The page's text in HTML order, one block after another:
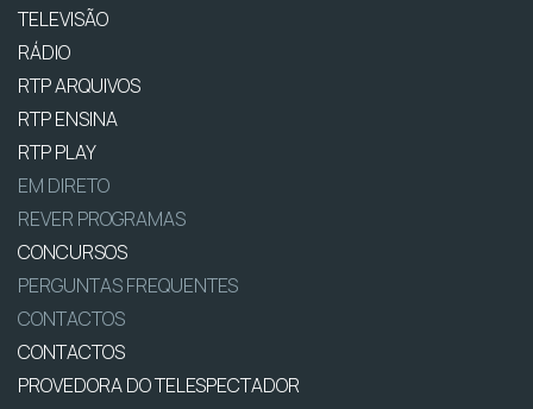
TELEVISÃO
RÁDIO
RTP ARQUIVOS
RTP ENSINA
RTP PLAY
EM DIRETO
REVER PROGRAMAS
CONCURSOS
PERGUNTAS FREQUENTES
CONTACTOS
CONTACTOS
PROVEDORA DO TELESPECTADOR